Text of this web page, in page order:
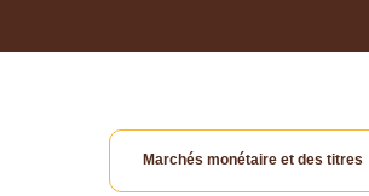
Marchés monétaire et des titres